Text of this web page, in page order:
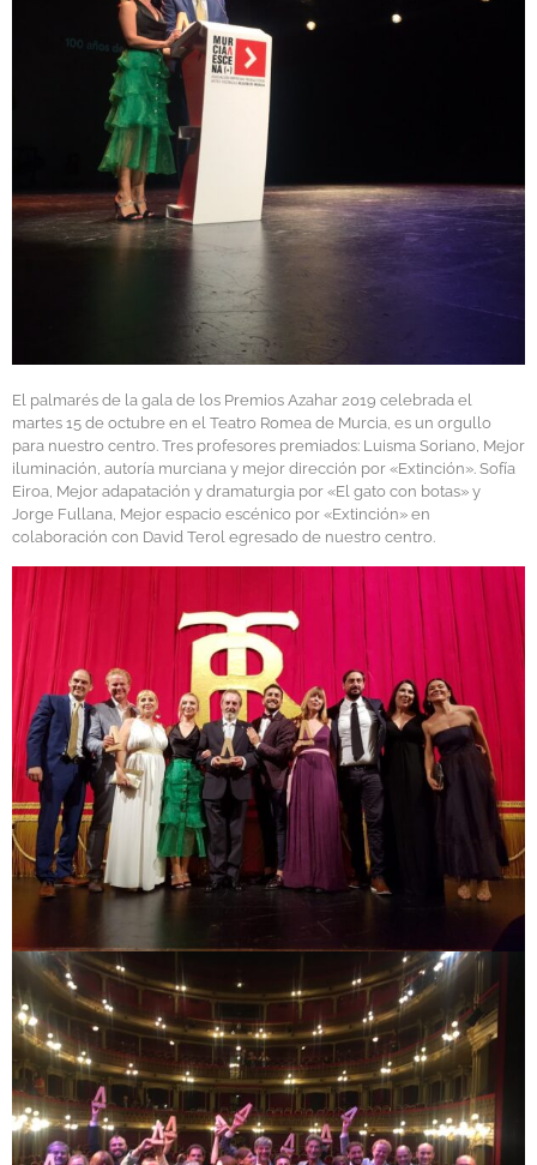
El palmarés de la gala de los Premios Azahar 2019 celebrada el
martes 15 de octubre en el Teatro Romea de Murcia, es un orgullo
para nuestro centro. Tres profesores premiados: Luisma Soriano, Mejor
iluminación, autoría murciana y mejor dirección por «Extinción». Sofía
Eiroa, Mejor adapatación y dramaturgia por «El gato con botas» y
Jorge Fullana, Mejor espacio escénico por «Extinción» en
colaboración con David Terol egresado de nuestro centro.